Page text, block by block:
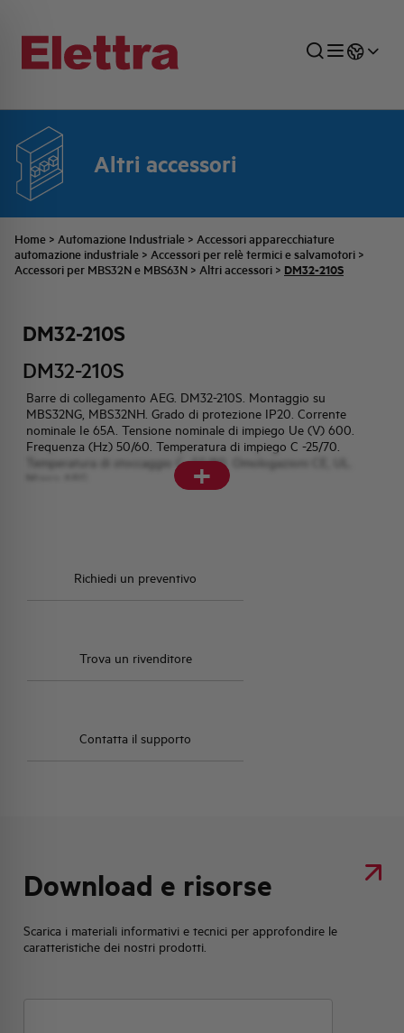
Altri accessori
Home > Automazione Industriale > Accessori apparecchiature
automazione industriale > Accessori per relè termici e salvamotori >
Accessori per MBS32N e MBS63N > Altri accessori > DM32-210S
DM32-210S
DM32-210S
Barre di collegamento AEG. DM32-210S. Montaggio su
MBS32NG, MBS32NH. Grado di protezione IP20. Corrente
nominale Ie 65A. Tensione nominale di impiego Ue (V) 600.
Frequenza (Hz) 50/60. Temperatura di impiego C -25/70.
Temperatura di stoccaggio C -50/80. Omologazioni CE, UL.
+
Richiedi un preventivo
Trova un rivenditore
Contatta il supporto
Download e risorse
Scarica i materiali informativi e tecnici per approfondire le
caratteristiche dei nostri prodotti.
SETTORI
RESIDENZIALE
DISTRIBUZIONE DI ENERGIA
SISTEMA QUADRI
FOTOVOLTAICO
ELEMENTO
RETE COMMERCIALE
QUALITÀ
PREVENTIVAZIONE
AZIENDA
STORIA ELETTRA
STORIA AEG
IDENTITÀ AZIENDALE
HQ & TEAM
TUTTE LE NEWS
COMUNICATI INTERNI
PRODOTTI
EVENTI
JOB CAREERS